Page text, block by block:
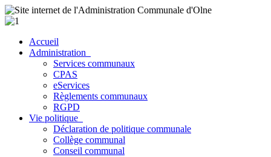
Accueil
Administration
Services communaux
CPAS
eServices
Règlements communaux
RGPD
Vie politique
Déclaration de politique communale
Collège communal
Conseil communal